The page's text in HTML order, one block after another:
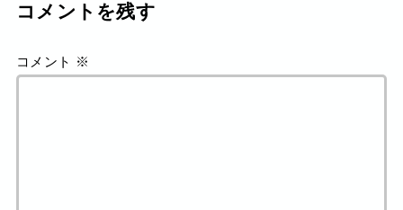
コメントを残す
コメント ※